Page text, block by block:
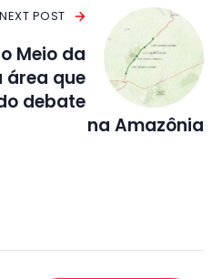
NEXT POST
Meio da
área que
debate
na Amazônia